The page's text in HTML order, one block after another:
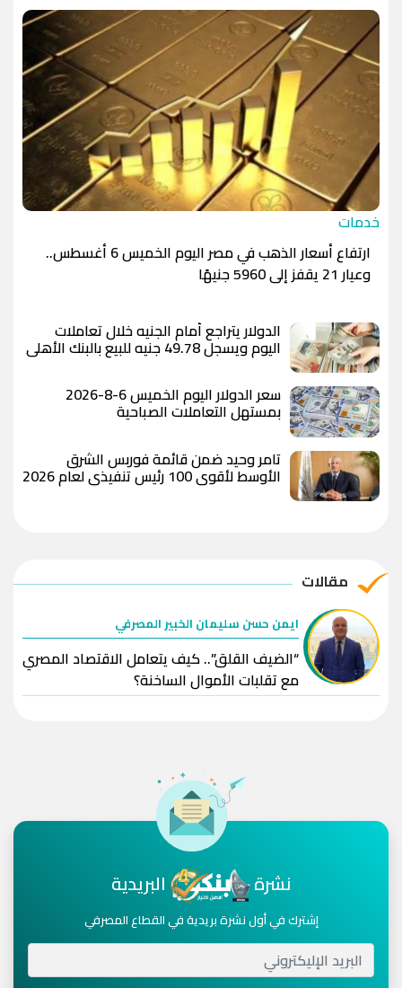
الدينار الأردني -1.0000
-1.0000
خدمات
ارتفاع أسعار الذهب في مصر اليوم الخميس 6 أغسطس..
وعيار 21 يقفز إلى 5960 جنيهًا
الدولار يتراجع أمام الجنيه خلال تعاملات
اليوم ويسجل 49.78 جنيه للبيع بالبنك الأهلي
المصري
سعر الدولار اليوم الخميس 6-8-2026
بمستهل التعاملات الصباحية
تامر وحيد ضمن قائمة فوربس الشرق
الأوسط لأقوى 100 رئيس تنفيذي لعام 2026
مقالات
ايمن حسن سليمان الخبير المصرفي
“الضيف القلق”.. كيف يتعامل الاقتصاد المصري
مع تقلبات الأموال الساخنة؟
نشرة البريدية
إشترك في أول نشرة بريدية في القطاع المصرفي